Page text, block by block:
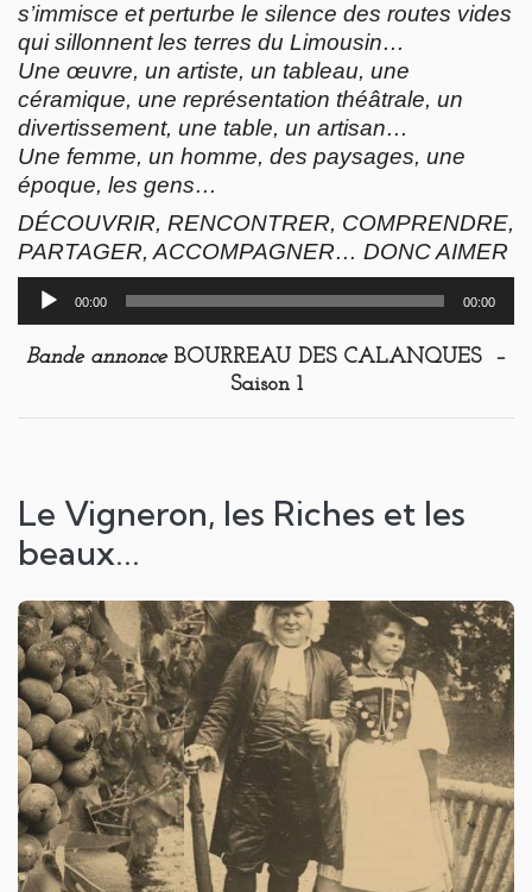
s’immisce et perturbe le silence des routes vides
qui sillonnent les terres du Limousin…
Une œuvre, un artiste, un tableau, une
céramique, une représentation théâtrale, un
divertissement, une table, un artisan…
Une femme, un homme, des paysages, une
époque, les gens…
DÉCOUVRIR, RENCONTRER, COMPRENDRE,
PARTAGER, ACCOMPAGNER… DONC AIMER
Lecteur
00:00 00:00
Bande annonceBOURREAU DES CALANQUES –
Saison 1
Le Vigneron, les Riches et les
beaux...